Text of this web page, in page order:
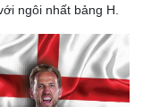
ngôi nhất bảng H.